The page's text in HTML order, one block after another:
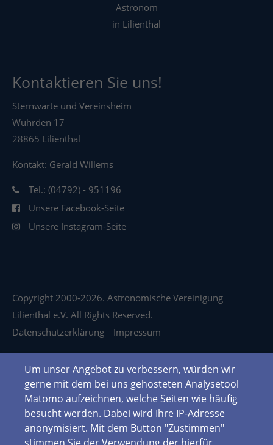
Astronom
in Lilienthal
Kontaktieren Sie uns!
Sternwarte und Vereinsheim
Wührden 17
28865 Lilienthal
Kontakt: Gerald Willems
Tel.: (04792) - 951196
Unsere Facebook-Seite
Unsere Instagram-Seite
Copyright 2000-2026. Astronomische Vereinigung
Lilienthal e.V. All Rights Reserved.
Datenschutzerklärung
Impressum
Um unser Angebot zu verbessern, würden wir
gerne mit dem bei uns gehosteten Analysetool
Matomo aufzeichnen, welche Seiten wie häufig
besucht werden. Dabei wird Ihre IP-Adresse
anonymisiert. Mit dem Button "Zustimmen"